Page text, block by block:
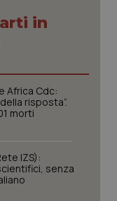
in
Africa Cdc:
risposta”.
morti
IZS):
senza
fruibile il
di
cookie.
/Dominio